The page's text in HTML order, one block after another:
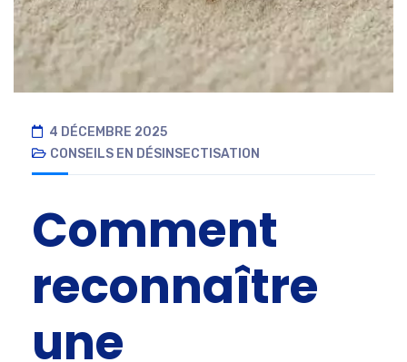
4 DÉCEMBRE 2025
CONSEILS EN DÉSINSECTISATION
Comment
reconnaître
une